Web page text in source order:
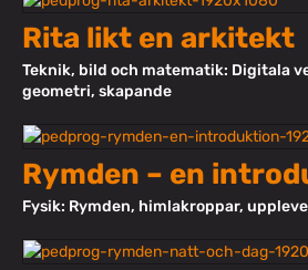
Rita likt en arkitekt
Teknik, bild och matematik: Digitala
geometri, skapande
Rymden – en
Fysik: Rymden, himlakroppar,